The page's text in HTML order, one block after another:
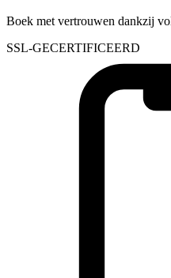
Boek met vertrouwen dankzij
SSL-GECERTIFICEERD